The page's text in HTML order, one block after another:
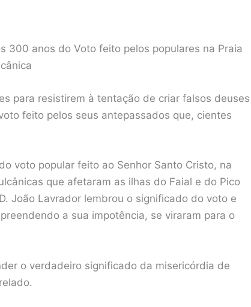
300 anos do Voto feito pelos populares na Praia
para resistirem à tentação de criar falsos deuses
feito pelos seus antepassados que, cientes
voto popular feito ao Senhor Santo Cristo, na
que afetaram as ilhas do Faial e do Pico
João Lavrador lembrou o significado do voto e
a sua impotência, se viraram para o
o verdadeiro significado da misericórdia de